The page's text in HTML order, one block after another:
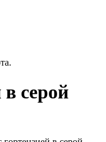
в серой